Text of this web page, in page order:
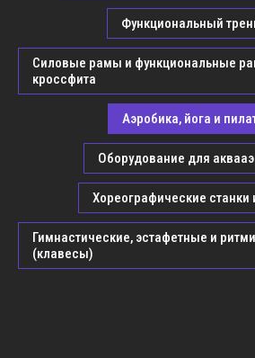
Функциональный
Силовые рамы и функциональные
кроссфита
Аэробика, йога и
Оборудование для
Хореографические станки
Гимнастические, эстафетные и
(клавесы)